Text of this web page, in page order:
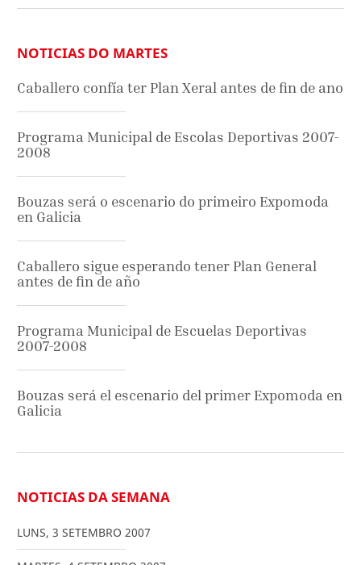
NOTICIAS DO MARTES
Caballero confía ter Plan Xeral antes de fin de ano
Programa Municipal de Escolas Deportivas 2007-
2008
Bouzas será o escenario do primeiro Expomoda
en Galicia
Caballero sigue esperando tener Plan General
antes de fin de año
Programa Municipal de Escuelas Deportivas
2007-2008
Bouzas será el escenario del primer Expomoda en
Galicia
NOTICIAS DA SEMANA
LUNS, 3 SETEMBRO 2007